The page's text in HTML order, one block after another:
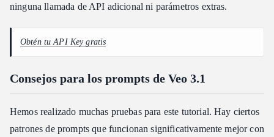
ninguna llamada de API adicional ni parámetros extras.
Obtén tu API Key gratis
Consejos para los prompts de Veo 3.1
Hemos realizado muchas pruebas para este tutorial. Hay ciertos
patrones de prompts que funcionan significativamente mejor con